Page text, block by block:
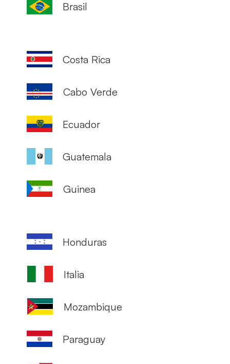
Brasil
Costa Rica
Cabo Verde
Ecuador
Guatemala
Guinea
Honduras
Italia
Mozambique
Paraguay